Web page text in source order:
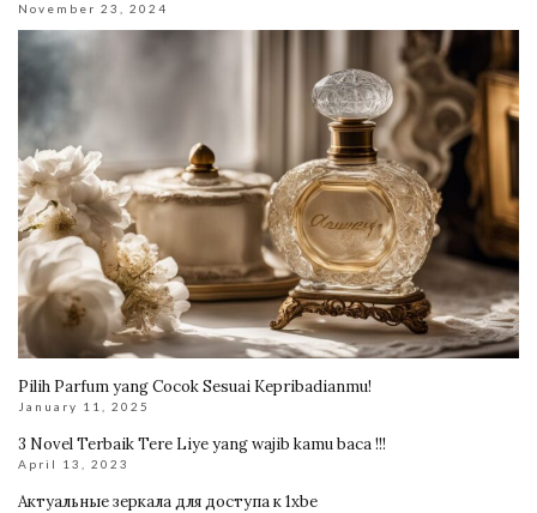
November 23, 2024
Pilih Parfum yang Cocok Sesuai Kepribadianmu!
January 11, 2025
3 Novel Terbaik Tere Liye yang wajib kamu baca !!!
April 13, 2023
Актуальные зеркала для доступа к 1xbe